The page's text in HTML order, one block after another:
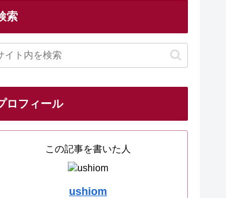
索
ロフィール
この記事を書いた人
ushiom